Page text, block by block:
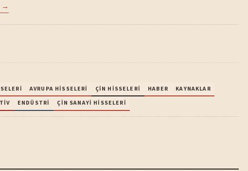
→
AVRUPA HISSELERI ÇIN HISSELERI HABER
KAYNAKLAR
ENDÜSTRI ÇIN SANAYI HISSELERI